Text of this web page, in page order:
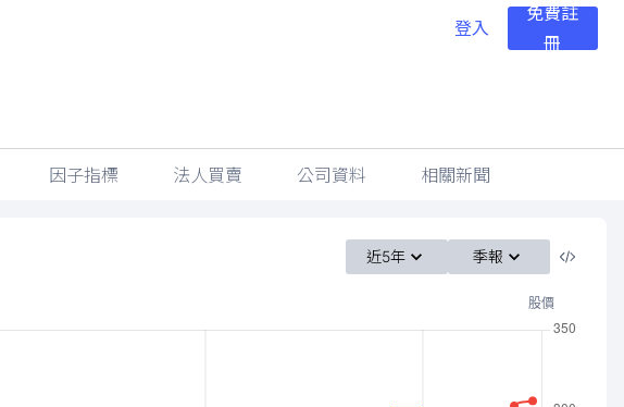
登入
免費註
冊
因子指標 法人買賣 公司資料 相關新聞
近5年 季報